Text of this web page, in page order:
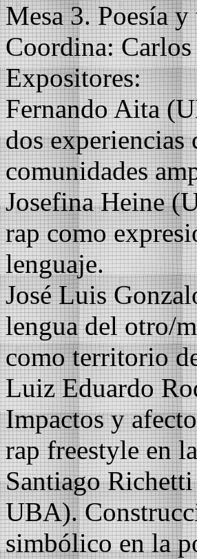
Mesa 3. Poesía
Coordina:
Expositores:
Fernando Aita
dos experiencias
comunidades
Josefina Heine
rap como
lenguaje.
José Luis
lengua del otro/
como territorio
Luiz Eduardo
Impactos y
rap freestyle en
Santiago
UBA).
simbólico en la